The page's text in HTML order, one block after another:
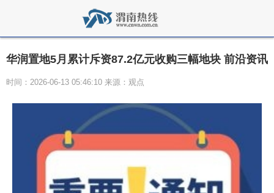
华润置地5月累计斥资87.2亿元收购三幅地块 前沿资讯
时间：2026-06-13 05:46:10 来源：观点